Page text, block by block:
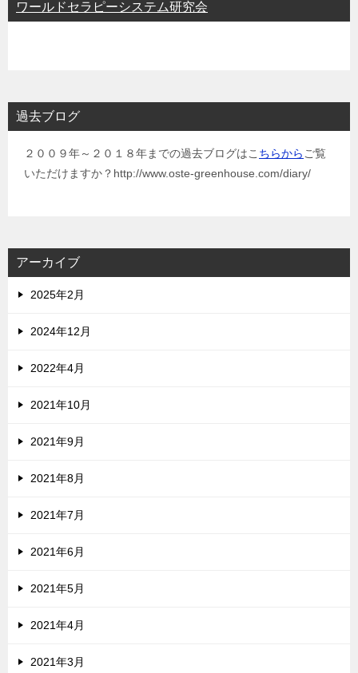
ワールドセラピーシステム研究会
過去ブログ
２００９年～２０１８年までの過去ブログはこ ちらから ご覧
いただけますか？http://www.oste-greenhouse.com/diary/
アーカイブ
2025年2月
2024年12月
2022年4月
2021年10月
2021年9月
2021年8月
2021年7月
2021年6月
2021年5月
2021年4月
2021年3月